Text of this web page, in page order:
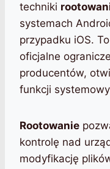
techniki
systemach
przypadku iOS.
oficjalne
producentów,
funkcji
Rootowanie
kontrolę nad
modyfikację